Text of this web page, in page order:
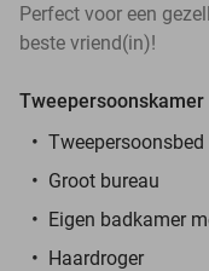
Perfect voor een
beste vriend(in)!
Tweepersoonskamer
Tweepersoonsbed
Groot bureau
Eigen badkamer
Haardroger